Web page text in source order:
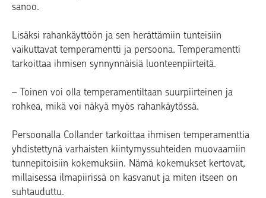
sanoo.
Lisäksi rahankäyttöön ja sen herättämiin tunteisiin
vaikuttavat temperamentti ja persoona. Temperamentti
tarkoittaa ihmisen synnynnäisiä luonteenpiirteitä.
– Toinen voi olla temperamentiltaan suurpiirteinen ja
rohkea, mikä voi näkyä myös rahankäytössä.
Persoonalla Collander tarkoittaa ihmisen temperamenttia
yhdistettynä varhaisten kiintymyssuhteiden muovaamiin
tunnepitoisiin kokemuksiin. Nämä kokemukset kertovat,
millaisessa ilmapiirissä on kasvanut ja miten itseen on
suhtauduttu.